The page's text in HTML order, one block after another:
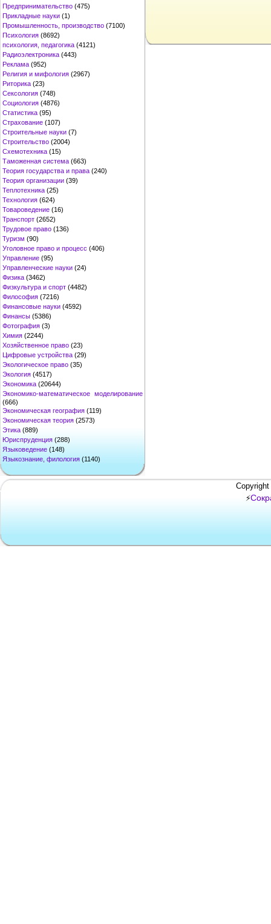
Предпринимательство (475)
Прикладные науки (1)
Промышленность, производство (7100)
Психология (8692)
психология, педагогика (4121)
Радиоэлектроника (443)
Реклама (952)
Религия и мифология (2967)
Риторика (23)
Сексология (748)
Социология (4876)
Статистика (95)
Страхование (107)
Строительные науки (7)
Строительство (2004)
Схемотехника (15)
Таможенная система (663)
Теория государства и права (240)
Теория организации (39)
Теплотехника (25)
Технология (624)
Товароведение (16)
Транспорт (2652)
Трудовое право (136)
Туризм (90)
Уголовное право и процесс (406)
Управление (95)
Управленческие науки (24)
Физика (3462)
Физкультура и спорт (4482)
Философия (7216)
Финансовые науки (4592)
Финансы (5386)
Фотография (3)
Химия (2244)
Хозяйственное право (23)
Цифровые устройства (29)
Экологическое право (35)
Экология (4517)
Экономика (20644)
Экономико-математическое моделирование
(666)
Экономическая география (119)
Экономическая теория (2573)
Этика (889)
Юриспруденция (288)
Языковедение (148)
Языкознание, филология (1140)
⚡